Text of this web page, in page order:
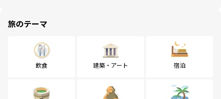
旅のテーマ
飲食 建築・アート 宿泊